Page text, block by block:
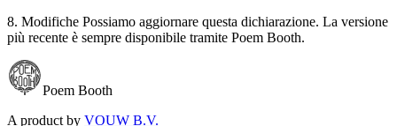
8. Modifiche Possiamo aggiornare questa dichiarazione. La versione
più recente è sempre disponibile tramite Poem Booth.
Poem Booth
A product by VOUW B.V.